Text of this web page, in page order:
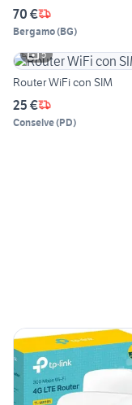
70 €
Bergamo(BG)
5
Router WiFi con SIM
25 €
Conselve(PD)